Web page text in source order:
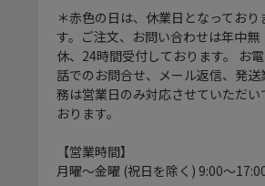
＊赤色の日は、休業日となっており
す。ご注文、お問い合わせは年中無
休、24時間受付しております。 お電
話でのお問合せ、メール返信、発送
務は営業日のみ対応させていただい
おります。
【営業時間】
月曜～金曜 (祝日を除く) 9:00～